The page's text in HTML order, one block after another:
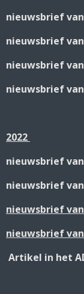
nieuwsbrief
nieuwsbrief
nieuwsbrief
nieuwsbrief
2022
nieuwsbrief
nieuwsbrief
nieuwsbrief
nieuwsbrief
Artikel in het